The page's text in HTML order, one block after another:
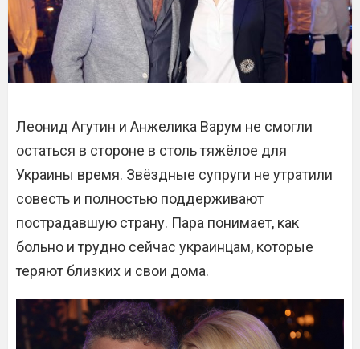
Леонид Агутин и Анжелика Варум не смогли
остаться в стороне в столь тяжёлое для
Украины время. Звёздные супруги не утратили
совесть и полностью поддерживают
пострадавшую страну. Пара понимает, как
больно и трудно сейчас украинцам, которые
теряют близких и свои дома.